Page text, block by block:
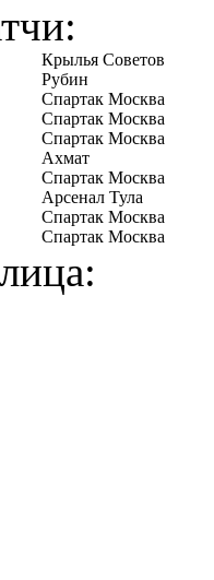
Крылья Советов
Рубин
Спартак Москва
Спартак Москва
Спартак Москва
Ахмат
Спартак Москва
Арсенал Тула
Спартак Москва
Спартак Москва